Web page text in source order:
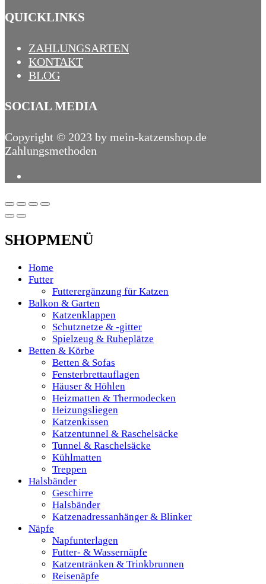
QUICKLINKS
ZAHLUNGSARTEN
KONTAKT
BLOG
SOCIAL MEDIA
Copyright © 2023 by mein-katzenshop.de
Zahlungsmethoden
SHOPMENÜ
Home
Futter
Futterergänzung für Katzen
Balkon & Garten
Katzenklappen
Schutznetze & -gitter
Spielzeug & Ruheplätze
Betten & Körbe
Betten & Sofas
Fensterbrettauflagen
Häuser & Höhlen
Heizmatten & Thermodecken
Heizungsliegen
Katzenkissen
Katzentunnel & Raschelsäcke
Tunnel & Raschelsäcke
Kühlmatten
Treppen
Halsbänder
Geschirre
Halsbänder
Katzenadressanhänger & Blinker
Näpfe
Napfunterlagen
Futter- & Wassernäpfe
Katzentränken & Trinkbrunnen
Reisenäpfe